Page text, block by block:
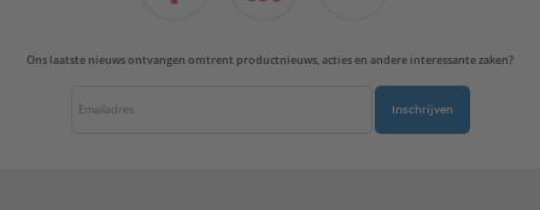
Ons laatste nieuws ontvangen omtrent productnieuws, acties en andere interessante zaken?
Inschrijven